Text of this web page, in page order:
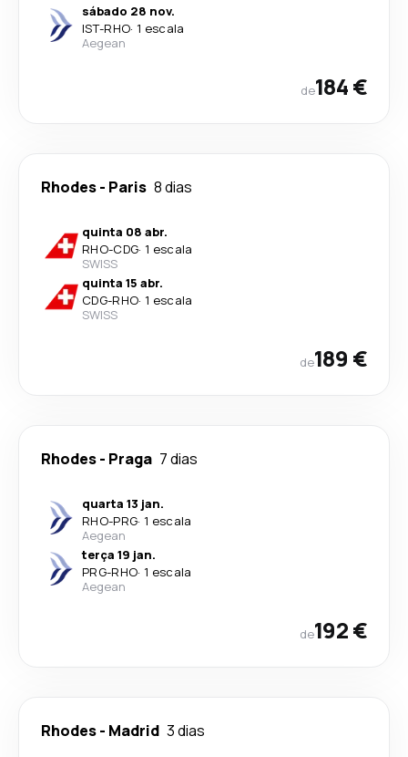
sábado 28 nov.
IST-RHO· 1 escala
Aegean
de184 €
Rhodes- Paris 8 dias
quinta 08 abr.
RHO-CDG· 1 escala
SWISS
quinta 15 abr.
CDG-RHO· 1 escala
SWISS
de189 €
Rhodes- Praga 7 dias
quarta 13 jan.
RHO-PRG· 1 escala
Aegean
terça 19 jan.
PRG-RHO· 1 escala
Aegean
de192 €
Rhodes- Madrid 3 dias